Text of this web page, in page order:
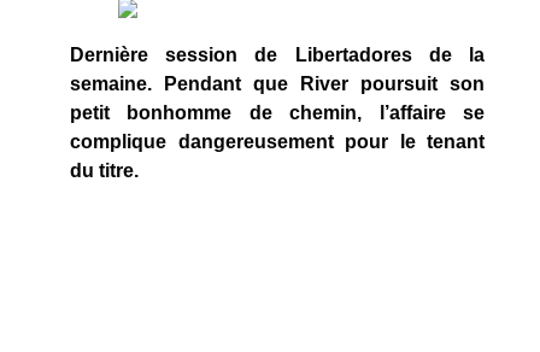
Dernière session de Libertadores de la
semaine. Pendant que River poursuit son
petit bonhomme de chemin, l’affaire se
complique dangereusement pour le tenant
du titre.